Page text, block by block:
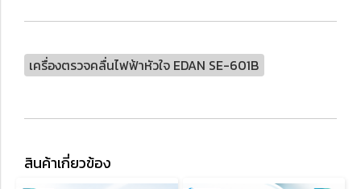
เครื่องตรวจคลื่นไฟฟ้าหัวใจ EDAN SE-601B
สินค้าเกี่ยวข้อง